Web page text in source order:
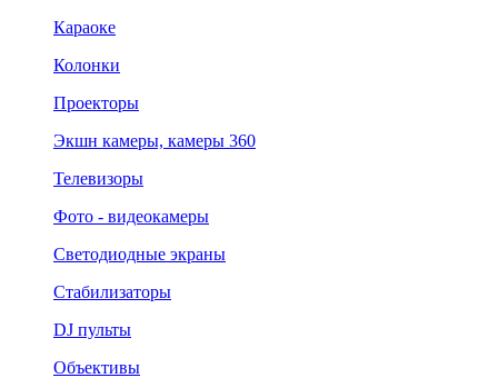
Караоке
Колонки
Проекторы
Экшн камеры, камеры 360
Телевизоры
Фото - видеокамеры
Светодиодные экраны
Стабилизаторы
DJ пульты
Объективы